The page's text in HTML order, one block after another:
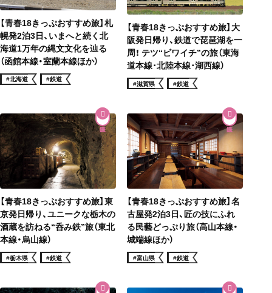
【青春18きっぷおすすめ旅】札
幌発2泊3日、いまへと続く北
海道1万年の縄文文化を辿る
（函館本線・室蘭本線ほか）
#北海道 #鉄道
【青春18きっぷおすすめ旅】大
阪発日帰り、鉄道で琵琶湖を一
周！ テツ“ビワイチ”の旅（東海
道本線･北陸本線･湖西線）
#滋賀県 #鉄道
【青春18きっぷおすすめ旅】東
京発日帰り、ユニークな栃木の
酒蔵を訪ねる“呑み鉄”旅（東北
本線・烏山線）
#栃木県 #鉄道
【青春18きっぷおすすめ旅】名
古屋発2泊3日、匠の技にふれ
る民藝どっぷり旅（高山本線・
城端線ほか）
#富山県 #鉄道